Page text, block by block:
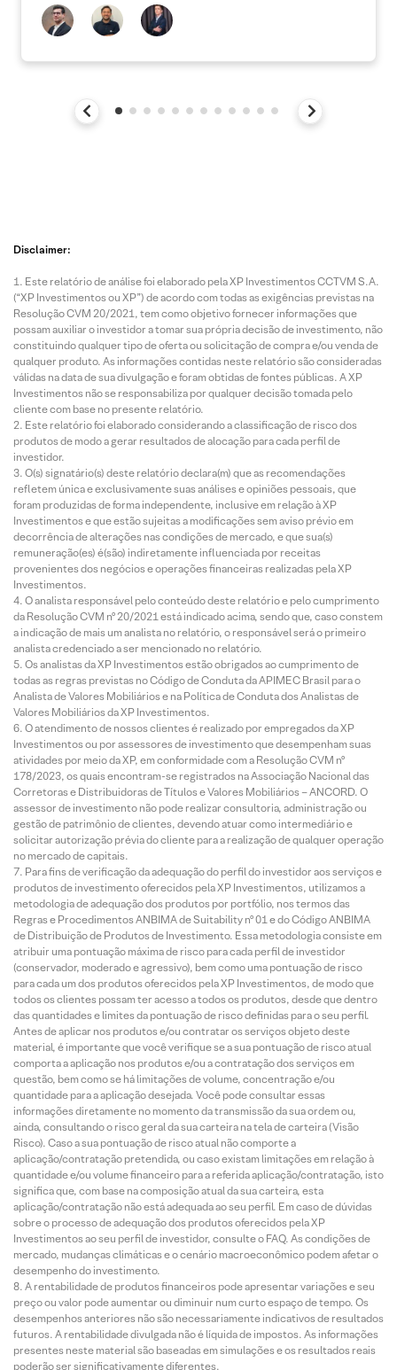
Disclaimer:
Este relatório de análise foi elaborado pela XP Investimentos CCTVM S.A.
(“XP Investimentos ou XP”) de acordo com todas as exigências previstas na
Resolução CVM 20/2021, tem como objetivo fornecer informações que
possam auxiliar o investidor a tomar sua própria decisão de investimento, não
constituindo qualquer tipo de oferta ou solicitação de compra e/ou venda de
qualquer produto. As informações contidas neste relatório são consideradas
válidas na data de sua divulgação e foram obtidas de fontes públicas. A XP
Investimentos não se responsabiliza por qualquer decisão tomada pelo
cliente com base no presente relatório.
Este relatório foi elaborado considerando a classificação de risco dos
produtos de modo a gerar resultados de alocação para cada perfil de
investidor.
O(s) signatário(s) deste relatório declara(m) que as recomendações
refletem única e exclusivamente suas análises e opiniões pessoais, que
foram produzidas de forma independente, inclusive em relação à XP
Investimentos e que estão sujeitas a modificações sem aviso prévio em
decorrência de alterações nas condições de mercado, e que sua(s)
remuneração(es) é(são) indiretamente influenciada por receitas
provenientes dos negócios e operações financeiras realizadas pela XP
Investimentos.
O analista responsável pelo conteúdo deste relatório e pelo cumprimento
da Resolução CVM nº 20/2021 está indicado acima, sendo que, caso constem
a indicação de mais um analista no relatório, o responsável será o primeiro
analista credenciado a ser mencionado no relatório.
Os analistas da XP Investimentos estão obrigados ao cumprimento de
todas as regras previstas no Código de Conduta da APIMEC Brasil para o
Analista de Valores Mobiliários e na Política de Conduta dos Analistas de
Valores Mobiliários da XP Investimentos.
O atendimento de nossos clientes é realizado por empregados da XP
Investimentos ou por assessores de investimento que desempenham suas
atividades por meio da XP, em conformidade com a Resolução CVM nº
178/2023, os quais encontram-se registrados na Associação Nacional das
Corretoras e Distribuidoras de Títulos e Valores Mobiliários – ANCORD. O
assessor de investimento não pode realizar consultoria, administração ou
gestão de patrimônio de clientes, devendo atuar como intermediário e
solicitar autorização prévia do cliente para a realização de qualquer operação
no mercado de capitais.
Para fins de verificação da adequação do perfil do investidor aos serviços e
produtos de investimento oferecidos pela XP Investimentos, utilizamos a
metodologia de adequação dos produtos por portfólio, nos termos das
Regras e Procedimentos ANBIMA de Suitability nº 01 e do Código ANBIMA
de Distribuição de Produtos de Investimento. Essa metodologia consiste em
atribuir uma pontuação máxima de risco para cada perfil de investidor
(conservador, moderado e agressivo), bem como uma pontuação de risco
para cada um dos produtos oferecidos pela XP Investimentos, de modo que
todos os clientes possam ter acesso a todos os produtos, desde que dentro
das quantidades e limites da pontuação de risco definidas para o seu perfil.
Antes de aplicar nos produtos e/ou contratar os serviços objeto deste
material, é importante que você verifique se a sua pontuação de risco atual
comporta a aplicação nos produtos e/ou a contratação dos serviços em
questão, bem como se há limitações de volume, concentração e/ou
quantidade para a aplicação desejada. Você pode consultar essas
informações diretamente no momento da transmissão da sua ordem ou,
ainda, consultando o risco geral da sua carteira na tela de carteira (Visão
Risco). Caso a sua pontuação de risco atual não comporte a
aplicação/contratação pretendida, ou caso existam limitações em relação à
quantidade e/ou volume financeiro para a referida aplicação/contratação, isto
significa que, com base na composição atual da sua carteira, esta
aplicação/contratação não está adequada ao seu perfil. Em caso de dúvidas
sobre o processo de adequação dos produtos oferecidos pela XP
Investimentos ao seu perfil de investidor, consulte o FAQ. As condições de
mercado, mudanças climáticas e o cenário macroeconômico podem afetar o
desempenho do investimento.
A rentabilidade de produtos financeiros pode apresentar variações e seu
preço ou valor pode aumentar ou diminuir num curto espaço de tempo. Os
desempenhos anteriores não são necessariamente indicativos de resultados
futuros. A rentabilidade divulgada não é líquida de impostos. As informações
presentes neste material são baseadas em simulações e os resultados reais
poderão ser significativamente diferentes.